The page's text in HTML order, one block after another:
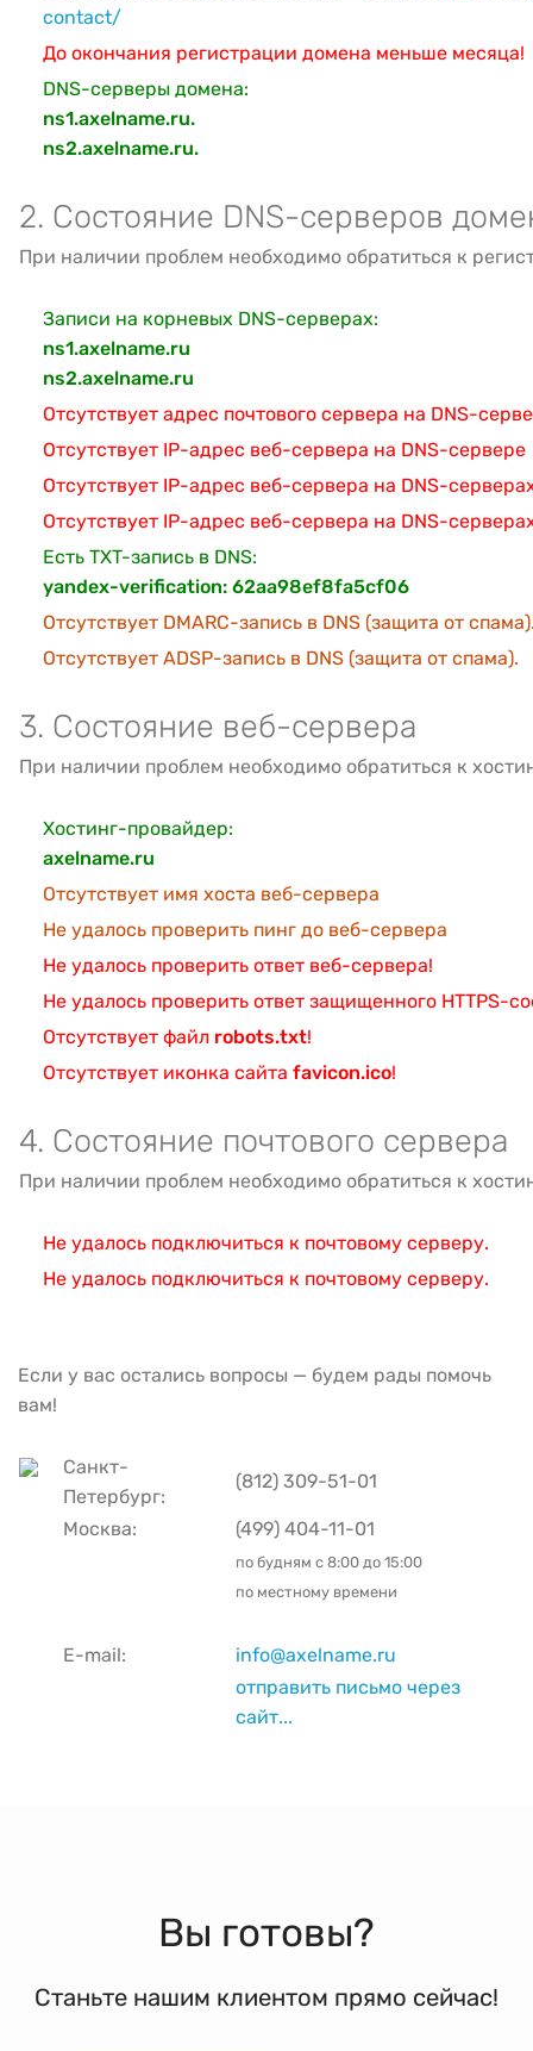
contact/
До окончания регистрации домена меньше месяца!
DNS-серверы домена:
ns1.axelname.ru.
ns2.axelname.ru.
2. Состояние DNS-серверов
При наличии проблем необходимо обратиться к
Записи на корневых DNS-серверах:
ns1.axelname.ru
ns2.axelname.ru
Отсутствует адрес почтового сервера на DNS-
Отсутствует IP-адрес веб-сервера на DNS-сервере
Отсутствует IP-адрес веб-сервера на DNS-
Отсутствует IP-адрес веб-сервера на DNS-
Есть TXT-запись в DNS:
yandex-verification: 62aa98ef8fa5cf06
Отсутствует DMARC-запись в DNS (защита от
Отсутствует ADSP-запись в DNS (защита от спама).
3. Состояние веб-сервера
При наличии проблем необходимо обратиться к
Хостинг-провайдер:
axelname.ru
Отсутствует имя хоста веб-сервера
Не удалось проверить пинг до веб-сервера
Не удалось проверить ответ веб-сервера!
Не удалось проверить ответ защищенного HTTPS-
Отсутствует файл robots.txt!
Отсутствует иконка сайта favicon.ico!
4. Состояние почтового сервера
При наличии проблем необходимо обратиться к
Не удалось подключиться к почтовому серверу.
Не удалось подключиться к почтовому серверу.
Если у вас остались вопросы — будем рады помочь
вам!
Санкт-
Петербург:
(812) 309-51-01
Москва: (499) 404-11-01
по будням с 8:00 до 15:00
по местному времени
E-mail:
info@axelname.ru
отправить письмо через
сайт...
Вы готовы?
Станьте нашим клиентом прямо сейчас!